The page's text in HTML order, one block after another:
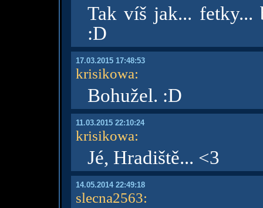
Tak víš jak... fetky...
:D
17.03.2015 17:48:53
krisikowa:
Bohužel. :D
11.03.2015 22:10:24
krisikowa:
Jé, Hradiště... <3
14.05.2014 22:49:18
slecna2563: